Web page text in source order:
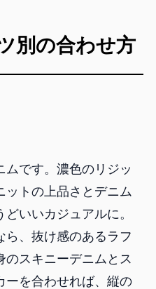
別の合わせ方
です。濃色のリジッ
ットの上品さとデニム
いいカジュアルに。
ら、抜け感のあるラフ
のスキニーデニムとス
ーを合わせれば、縦の